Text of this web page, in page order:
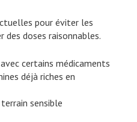
pour éviter les
des doses raisonnables.
certains médicaments
déjà riches en
sensible